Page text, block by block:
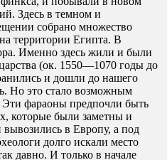
Здесь в темном и
собрано множество
территории Египта. В
Именно здесь жили и были
(ок. 1550—1070 годы до
и дошли до нашего
Но это стало возможным
Эти фараоны предпочли быть
которые были заметны и
вывозились в Европу, а под
долго искали место
давно. И только в начале